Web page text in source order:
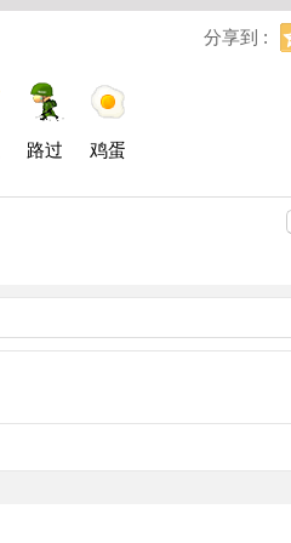
分享到 :
路过 鸡蛋